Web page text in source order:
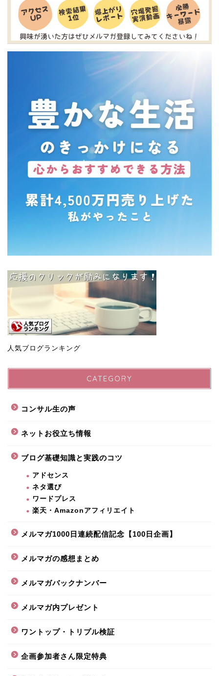
人気ブログランキング
CATEGORY
コンサル生の声
ネットお役立ち情報
ブログ基礎知識と実践のコツ
アドセンス
ネタ選び
ワードプレス
楽天・Amazonアフィリエイト
メルマガ1000日連続配信記念【100日企画】
メルマガの感想まとめ
メルマガバックナンバー
メルマガ内プレゼント
ワントップ・トリプル検証
企画参加者さん限定特典